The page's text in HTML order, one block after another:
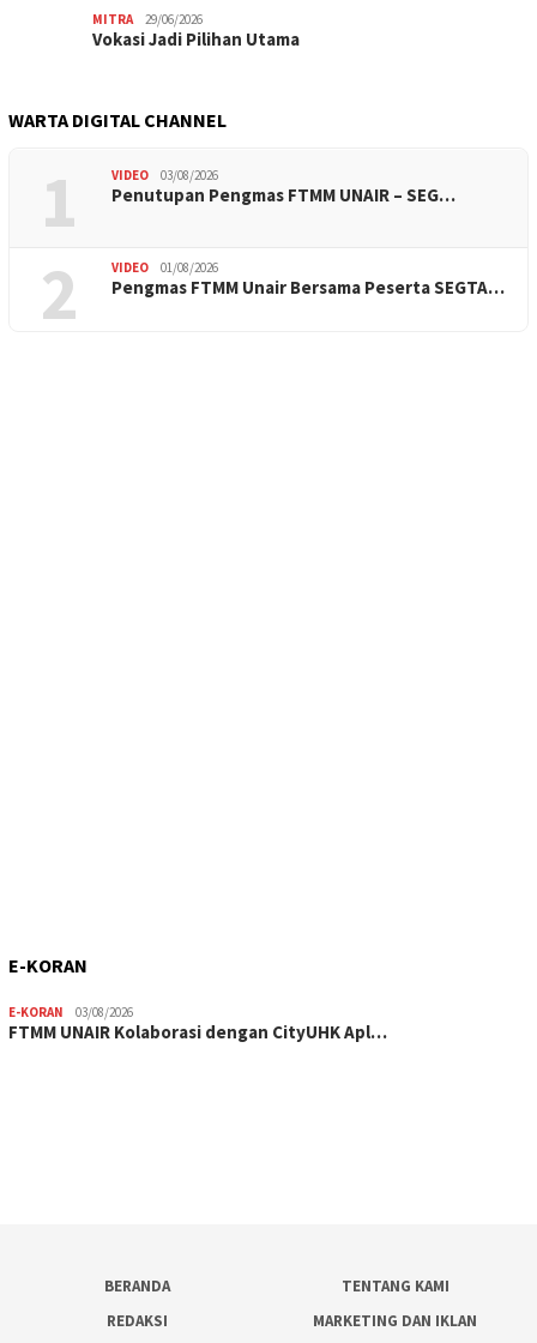
MITRA 29/06/2026
Vokasi Jadi Pilihan Utama
WARTA DIGITAL CHANNEL
1 VIDEO 03/08/2026
Penutupan Pengmas FTMM UNAIR – SEG…
2 VIDEO 01/08/2026
Pengmas FTMM Unair Bersama Peserta SEGTA…
E-KORAN
E-KORAN 03/08/2026
FTMM UNAIR Kolaborasi dengan CityUHK Apl…
BERANDA
TENTANG KAMI
REDAKSI
MARKETING DAN IKLAN